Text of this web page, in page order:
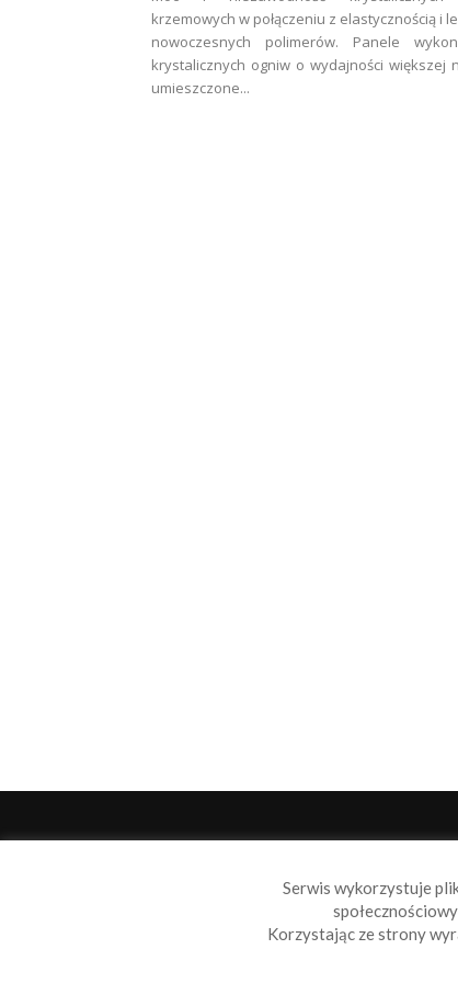
krzemowych w połączeniu z elastycznością i
nowoczesnych polimerów. Panele
krystalicznych ogniw o wydajności większej
umieszczone...
Serwis wykorzystuje
Korzystając ze strony